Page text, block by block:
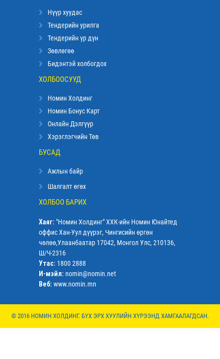
Нүүр хуудас
Тендерийн урилга
Тендерийн үр дүн
Зөвлөгөө
Бидэнтэй холбогдох
ХОЛБООСУУД
Номин Холдинг
Номин Бонус Карт
Онлайн Дэлгүүр
Хэрэглэгчийн Төв
БУСАД
Ажлын байр
Шалгалт өгөх
ХОЛБОО БАРИХ
Хаяг: "Номин Холдинг" ХХК-ийн Номин Юнайтед
оффис Хан-Уул дүүрэг, Чингисийн өргөн
чөлөө,Улаанбаатар 17042, Монгол Улс, 210136,
Ш/Ч-2316
Утас: 1800 2888
И-мэйл: nomin@nomin.net
Веб: www.nomin.mn
© 2016 НОМИН ХОЛДИНГ. БҮХ ЭРХ ХУУЛИЙН ХҮРЭЭНД ХАМГААЛАГДСАН.